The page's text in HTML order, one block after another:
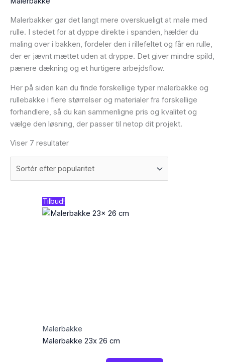
Malerbakker gør det langt mere overskueligt at male med
rulle. I stedet for at dyppe direkte i spanden, hælder du
maling over i bakken, fordeler den i rillefeltet og får en rulle,
der er jævnt mættet uden at dryppe. Det giver mindre spild,
pænere dækning og et hurtigere arbejdsflow.
Her på siden kan du finde forskellige typer malerbakke og
rullebakke i flere størrelser og materialer fra forskellige
forhandlere, så du kan sammenligne pris og kvalitet og
vælge den løsning, der passer til netop dit projekt.
Viser 7 resultater
Tilbud!
Malerbakke
Malerbakke 23x 26 cm
pris
pris